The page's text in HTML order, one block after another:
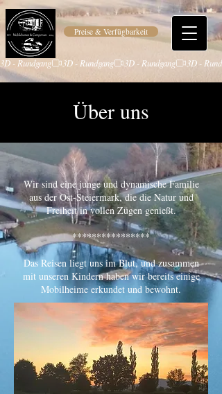
Preise & Verfügbarkeit
3D - Rundgang
Über uns
Wir sind eine junge und dynamische Familie
aus der Ost-Steiermark, die die Natur und
Freiheit in vollen Zügen genießt.
****************​
Das Reisen liegt uns im Blut, und zusammen
mit unseren Kindern haben wir bereits einige
Mobilheime erkundet und bewohnt.